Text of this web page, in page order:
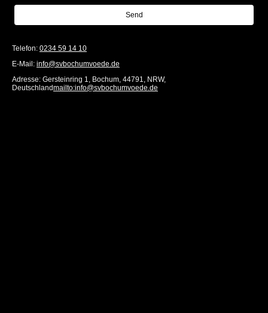
Send
Telefon: 0234 59 14 10
E-Mail: info@svbochumvoede.de
Adresse: Gersteinring 1, Bochum, 44791, NRW,
Deutschlandmailto:info@svbochumvoede.de